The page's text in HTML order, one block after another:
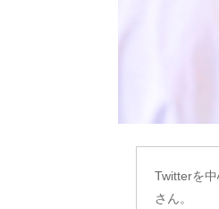
Twitterを
さん。